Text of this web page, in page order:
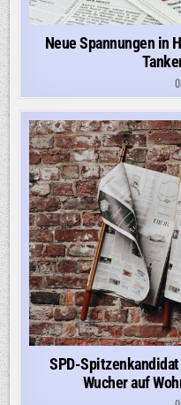
Neue Spannungen in
SPD-
Wucher auf